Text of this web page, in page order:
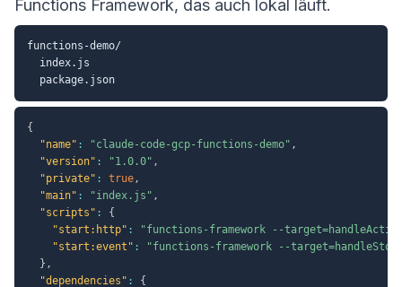
Functions Framework, das auch lokal läuft.
functions-demo/
  index.js
{
"name" : "claude-code-gcp-functions-demo" ,
"version" : "1.0.0" ,
"private" : true,
"main" : "index.js" ,
"scripts" :
{
"start:http" :
"functions-framework --
"start:event" :
"functions-framework --
} ,
"dependencies" : {